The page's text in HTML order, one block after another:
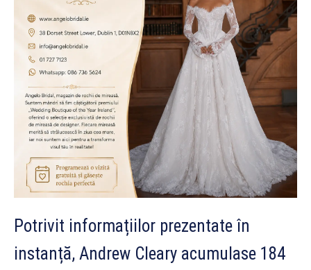
Potrivit informațiilor prezentate în
instanță, Andrew Cleary acumulase 184